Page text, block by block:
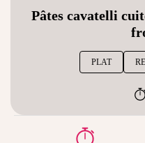
Pâtes cavatelli
PLAT